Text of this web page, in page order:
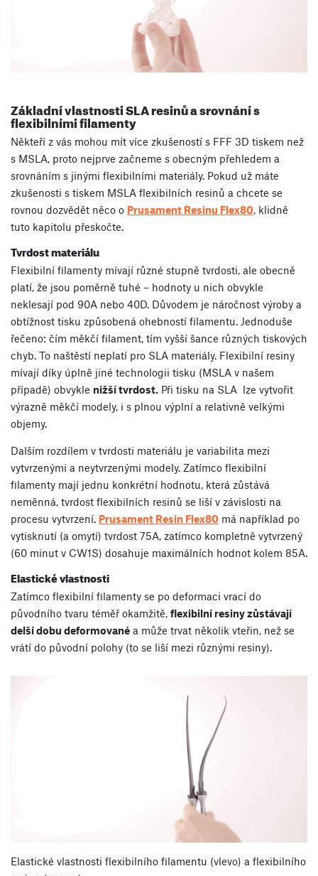
Základní vlastnosti SLA resinů a srovnání s
flexibilními filamenty
Někteří z vás mohou mít více zkušeností s FFF 3D tiskem než
s MSLA, proto nejprve začneme s obecným přehledem a
srovnáním s jinými flexibilními materiály. Pokud už máte
zkušenosti s tiskem MSLA flexibilních resinů a chcete se
rovnou dozvědět něco o Prusament Resinu Flex80, klidně
tuto kapitolu přeskočte.
Tvrdost materiálu
Flexibilní filamenty mívají různé stupně tvrdosti, ale obecně
platí, že jsou poměrně tuhé – hodnoty u nich obvykle
neklesají pod 90A nebo 40D. Důvodem je náročnost výroby a
obtížnost tisku způsobená ohebností filamentu. Jednoduše
řečeno: čím měkčí filament, tím vyšší šance různých tiskových
chyb. To naštěstí neplatí pro SLA materiály. Flexibilní resiny
mívají díky úplně jiné technologii tisku (MSLA v našem
případě) obvykle nižší tvrdost. Při tisku na SLA lze vytvořit
výrazně měkčí modely, i s plnou výplní a relativně velkými
objemy.
Dalším rozdílem v tvrdosti materiálu je variabilita mezi
vytvrzenými a neytvrzenými modely. Zatímco flexibilní
filamenty mají jednu konkrétní hodnotu, která zůstává
neměnná, tvrdost flexibilních resinů se liší v závislosti na
procesu vytvrzení. Prusament Resin Flex80 má například po
vytisknutí (a omytí) tvrdost 75A, zatímco kompletně vytvrzený
(60 minut v CW1S) dosahuje maximálních hodnot kolem 85A.
Elastické vlastnosti
Zatímco flexibilní filamenty se po deformaci vrací do
původního tvaru téměř okamžitě, flexibilní resiny zůstávají
delší dobu deformované a může trvat několik vteřin, než se
vrátí do původní polohy (to se liší mezi různými resiny).
Elastické vlastnosti flexibilního filamentu (vlevo) a flexibilního